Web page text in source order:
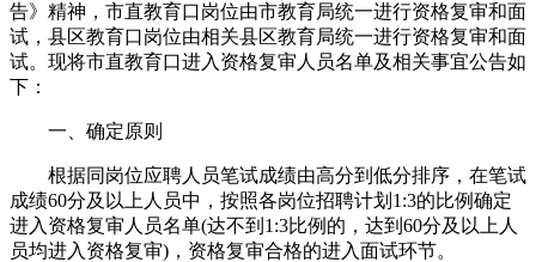
告》精神，市直教育口岗位由市教育局统一进行资格复审和面
试，县区教育口岗位由相关县区教育局统一进行资格复审和面
试。现将市直教育口进入资格复审人员名单及相关事宜公告如
下：
一、确定原则
根据同岗位应聘人员笔试成绩由高分到低分排序，在笔试
成绩60分及以上人员中，按照各岗位招聘计划1:3的比例确定
进入资格复审人员名单(达不到1:3比例的，达到60分及以上人
员均进入资格复审)，资格复审合格的进入面试环节。